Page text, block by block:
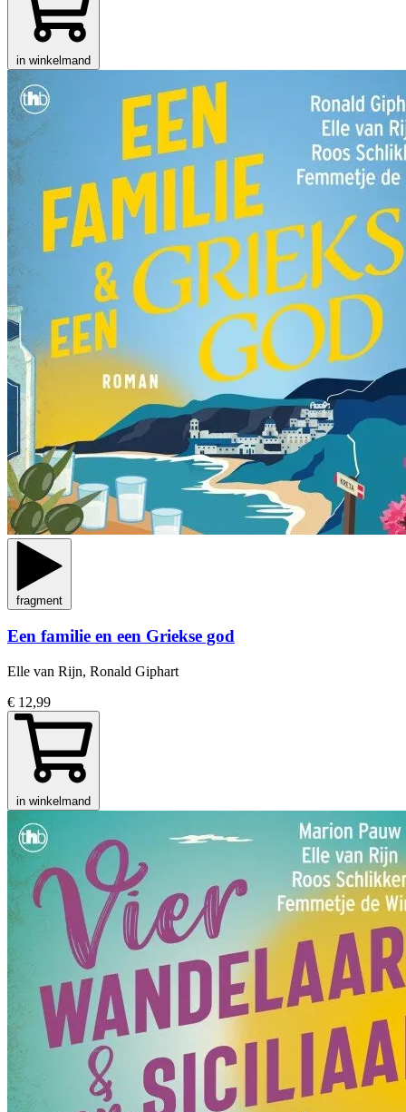
in winkelmand
fragment
Een familie en een Griekse god
Elle van Rijn, Ronald Giphart
€ 12,99
in winkelmand